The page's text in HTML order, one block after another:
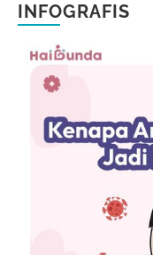
INFOGRAFIS